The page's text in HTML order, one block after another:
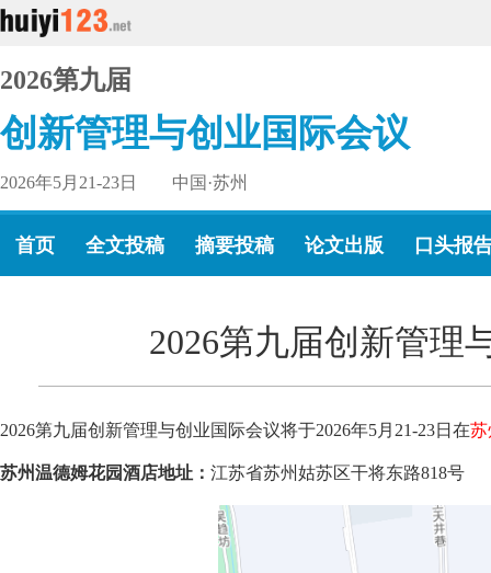
2026第九届
创新管理与创业国际会议
2026年5月21-23日 中国·苏州
首页 全文投稿 摘要投稿 论文出版 口头报
2026第九届创新管理
2026第九届创新管理与创业国际会议将于2026年5月21-23日在苏
苏州温德姆花园酒店地址： 江苏省苏州姑苏区干将东路818号